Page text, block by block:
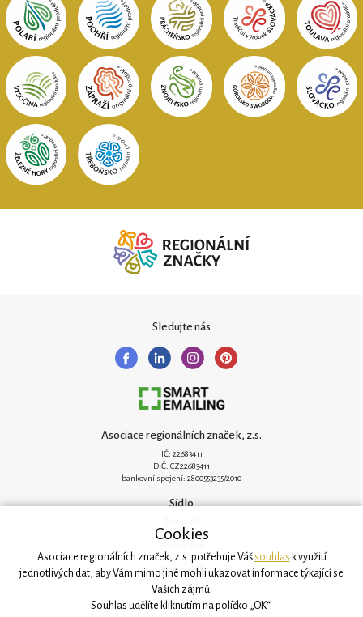
Sledujte nás
Asociace regionálních značek, z.s.
IČ: 22683411
DIČ: CZ22683411
bankovní spojení: 2800553235/2010
Sídlo
251 62 Mukařov
Kancelář
Svatovítská 906/6
160 00 Praha 6
Cookies
Asociace regionálních značek, z.s. potřebuje Vášsouhlas k využití
jednotlivých dat, aby Vám mimo jiné mohli ukazovat informace týkající se
Vašich zájmů.
Souhlas udělíte kliknutím na políčko „OK“.